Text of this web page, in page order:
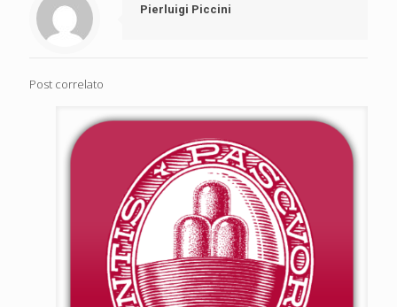
Pierluigi Piccini
Post correlato